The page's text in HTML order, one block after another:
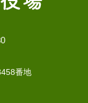
番地